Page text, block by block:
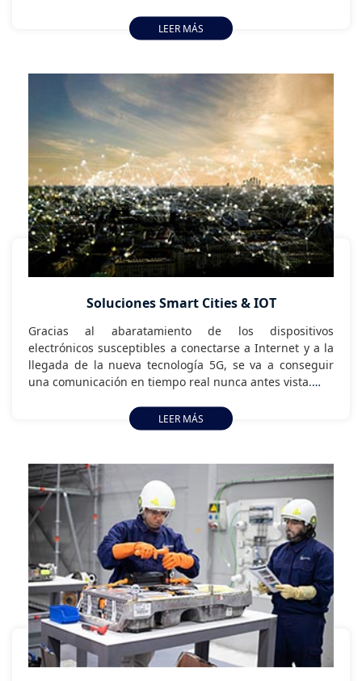
ninguna utilidad. Es hora de poner en valor estos datos
y de sacarle el máximo rendimiento, para ayudar en la
productividad y predicción de comportamientos en el
LEER MÁS
Soluciones Smart Cities & IOT
Gracias al abaratamiento de los dispositivos
electrónicos susceptibles a conectarse a Internet y a la
llegada de la nueva tecnología 5G, se va a conseguir
una comunicación en tiempo real nunca antes vista.
La cantidad de dispositivos electrónicos donde
podremos aplicar soluciones IoT no se limita
sino que podemos construirlos por nosotros mismos.
LEER MÁS